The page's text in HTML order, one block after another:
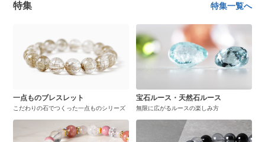
特集 特集一覧へ
一点ものブレスレット
こだわりの石でつくった一点ものシリーズ
宝石ルース・天然石ルース
無限に広がるルースの楽しみ方